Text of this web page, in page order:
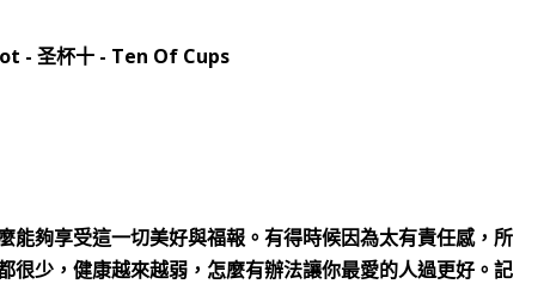
能夠享受這一切美好與福報。有得時候因為太有責任感，所
很少，健康越來越弱，怎麼有辦法讓你最愛的人過更好。記